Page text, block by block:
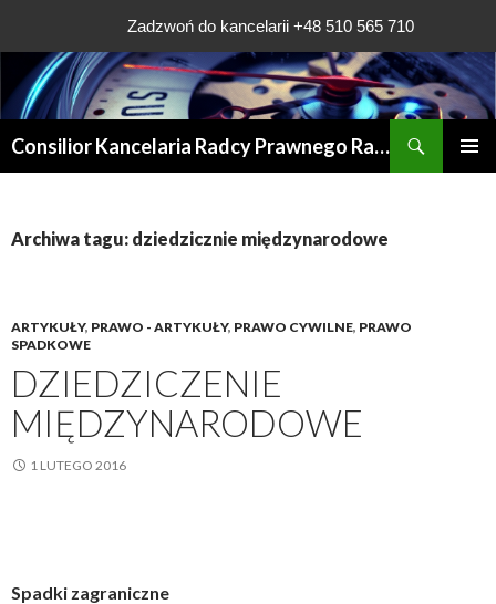
Zadzwoń do kancelarii +48 510 565 710
Consilior Kancelaria Radcy Prawnego Rafała Grądys
Archiwa tagu: dziedzicznie międzynarodowe
ARTYKUŁY, PRAWO - ARTYKUŁY, PRAWO CYWILNE, PRAWO
SPADKOWE
DZIEDZICZENIE
MIĘDZYNARODOWE
1 LUTEGO 2016
Spadki zagraniczne